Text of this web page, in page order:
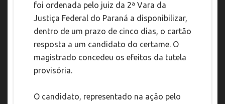
foi ordenada pelo juiz da 2ª Vara da
Justiça Federal do Paraná a disponibilizar,
dentro de um prazo de cinco dias, o cartão
resposta a um candidato do certame. O
magistrado concedeu os efeitos da tutela
provisória.
O candidato, representado na ação pelo